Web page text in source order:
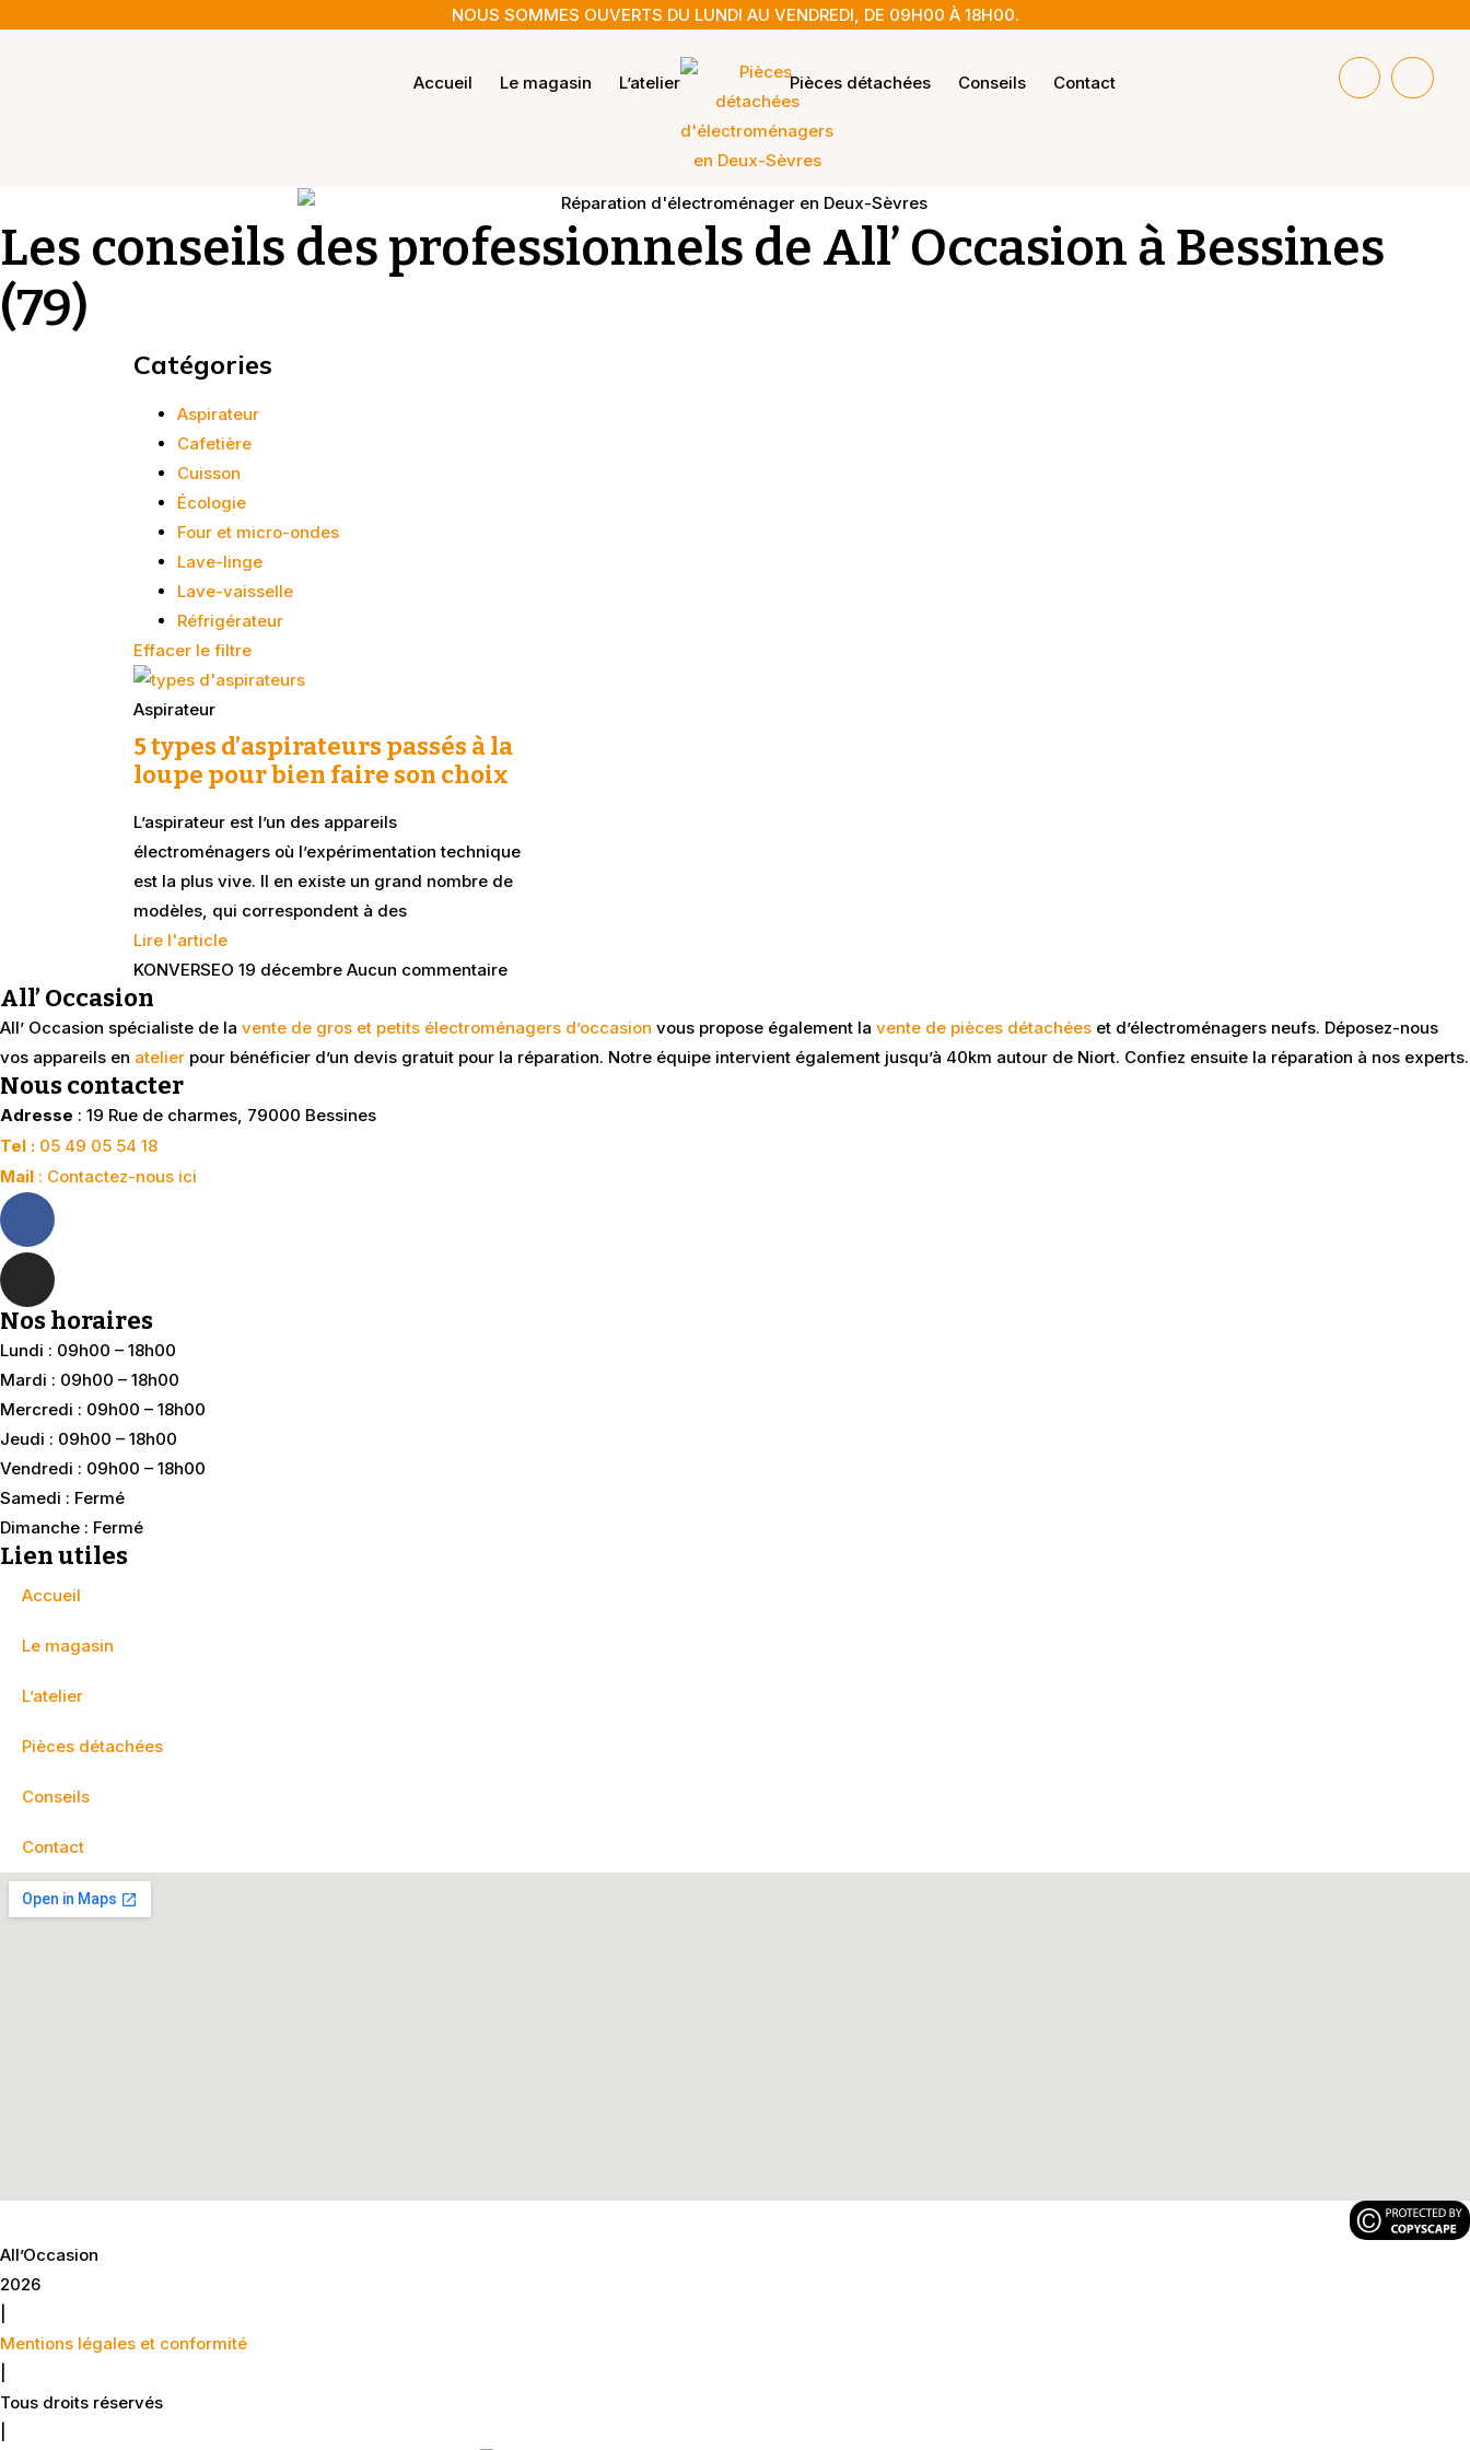
NOUS SOMMES OUVERTS DU LUNDI AU VENDREDI, DE 09H00 À 18H00.
Accueil Le magasin L’atelier Pièces détachées Conseils Contact
Les conseils des professionnels de All’ Occasion à Bessines
(79)
Catégories
Aspirateur
Cafetière
Cuisson
Écologie
Four et micro-ondes
Lave-linge
Lave-vaisselle
Réfrigérateur
Effacer le filtre
Aspirateur
5 types d’aspirateurs passés à la
loupe pour bien faire son choix
L’aspirateur est l’un des appareils
électroménagers où l’expérimentation technique
est la plus vive. Il en existe un grand nombre de
modèles, qui correspondent à des
Lire l'article
KONVERSEO 19 décembre Aucun commentaire
All’ Occasion
All’ Occasion spécialiste de la vente de gros et petits électroménagers d’occasion vous propose également la vente de pièces détachées et d’électroménagers neufs. Déposez-nous
vos appareils en atelier pour bénéficier d’un devis gratuit pour la réparation. Notre équipe intervient également jusqu’à 40km autour de Niort. Confiez ensuite la réparation à nos experts.
Nous contacter
Adresse : 19 Rue de charmes, 79000 Bessines
Tel : 05 49 05 54 18
Mail : Contactez-nous ici
Nos horaires
Lundi : 09h00 – 18h00
Mardi : 09h00 – 18h00
Mercredi : 09h00 – 18h00
Jeudi : 09h00 – 18h00
Vendredi : 09h00 – 18h00
Samedi : Fermé
Dimanche : Fermé
Lien utiles
Accueil
Le magasin
L’atelier
Pièces détachées
Conseils
Contact
All’Occasion
2026
Mentions légales et conformité
Tous droits réservés